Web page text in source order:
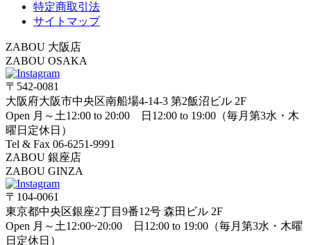
特定商取引法
サイトマップ
ZABOU 大阪店
ZABOU OSAKA
〒542-0081
大阪府大阪市中央区南船場4-14-3 第2飯沼ビル 2F
Open 月～土12:00 to 20:00 日12:00 to 19:00（毎月第3水・木
曜日定休日）
Tel & Fax 06-6251-9991
ZABOU 銀座店
ZABOU GINZA
〒104-0061
東京都中央区銀座2丁目9番12号 森田ビル 2F
Open 月～土12:00~20:00 日12:00 to 19:00（毎月第3水・木曜
日定休日）